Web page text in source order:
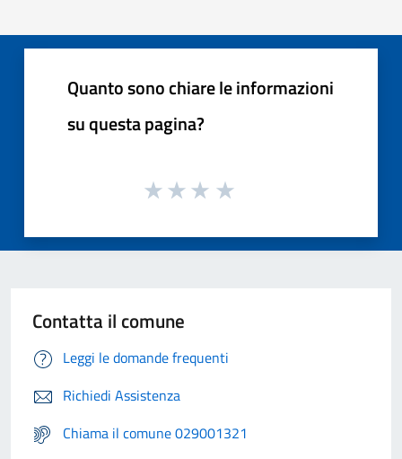
Quanto sono chiare le informazioni
su questa pagina?
Contatta il comune
Leggi le domande frequenti
Richiedi Assistenza
Chiama il comune 029001321